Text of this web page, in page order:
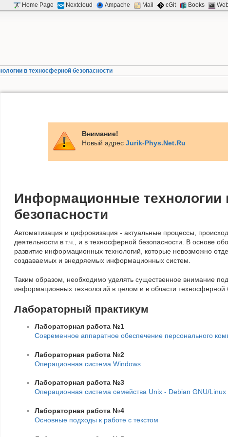
в техносферной безопасности
Внимание!
Новый адрес Jurik-Phys.Net.Ru
Информационные технологии
безопасности
Автоматизация и цифровизация - актуальные процессы,
деятельности в т.ч., и в техносферной безопасности. В основе
развитие информационных технологий, которые невозможно
создаваемых и внедряемых информационных систем.
Таким образом, необходимо уделять существенное внимание
информационных технологий в целом и в области техносферной
Лабораторный практикум
Лабораторная работа №1
Современное аппаратное обеспечение персонального
Лабораторная работа №2
Операционная система Windows
Лабораторная работа №3
Операционная система семейства Unix - Debian GNU/Linux
Лабораторная работа №4
Основные подходы к работе с текстом
Home Page Nextcloud Ampache Mail cGit Books